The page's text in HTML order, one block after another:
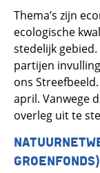
Thema’s zijn
ecologische
stedelijk
partijen
ons
april. Vanwege
overleg uit te
GROENFONDS)